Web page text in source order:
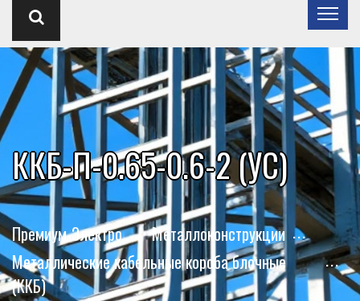
ККБ-П-0.65-0.6-2 (УС)
Премиум-Электро
Металлоконструкции
Металлические кабельные короба блочные
(ККБ)